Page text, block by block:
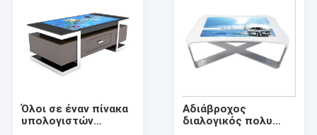
Όλοι σε έναν πίνακα
υπολογιστών
Αδιάβροχος
διαλογικός πολυ